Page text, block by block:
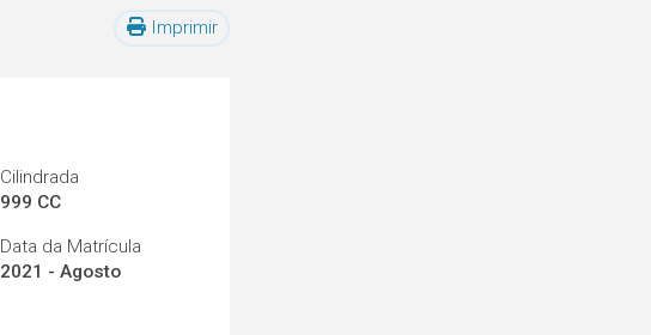
Imprimir
Cilindrada
999 CC
Data da Matrícula
2021 - Agosto